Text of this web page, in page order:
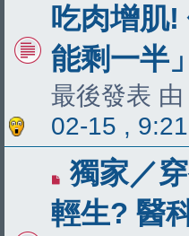
吃肉增肌!
能剩一半
最後發表 由
02-15 , 9:21
獨家／
輕生? 醫